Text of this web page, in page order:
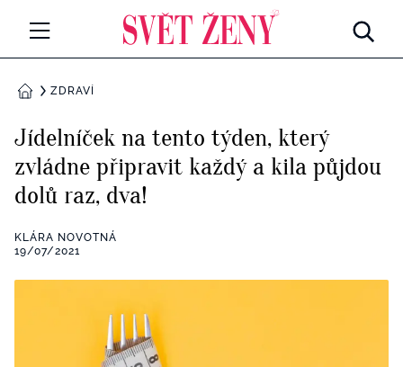
Všechny kategorie
Rozhovory
RETROHUBKY
Všechny kategorie
Seberozvoj
Všechny kategorie
DOMŮZDRAVÍ
Jídelníček na tento týden, který
zvládne připravit každý a kila půjdou
dolů raz, dva!
KLÁRA NOVOTNÁ
19/07/2021